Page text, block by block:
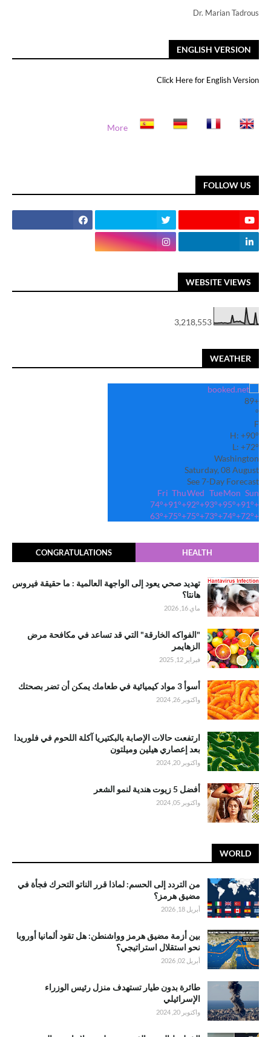
Dr. Marian Tadrous
ENGLISH VERSION
Click Here for English Version
More
FOLLOW US
WEBSITE VIEWS
3,218,553
WEATHER
+
89
°
F
H: +90°
L: +72°
Washington
Saturday, 08 August
See 7-Day Forecast
Sun
Mon
Tue
Wed
Thu
Fri
+
91°
+
95°
+
93°
+
92°
+
91°
+
74°
+
72°
+
74°
+
73°
+
75°
+
75°
+
63°
HEALTH
CONGRATULATIONS
تهديد صحي يعود إلى الواجهة العالمية : ما حقيقة فيروس
هانتا؟
ماي 16, 2026
"الفواكه الخارقة" التي قد تساعد في مكافحة مرض
الزهايمر
فبراير 12, 2025
أسوأ 3 مواد كيميائية في طعامك يمكن أن تضر بصحتك
واكتوبر 26, 2024
ارتفعت حالات الإصابة بالبكتيريا آكلة اللحوم في فلوريدا
بعد إعصاري هيلين وميلتون
واكتوبر 20, 2024
أفضل 5 زيوت هندية لنمو الشعر
واكتوبر 05, 2024
WORLD
من التردد إلى الحسم: لماذا قرر الناتو التحرك فجأة في
مضيق هرمز؟
أبريل 18, 2026
بين أزمة مضيق هرمز وواشنطن: هل تقود ألمانيا أوروبا
نحو استقلال استراتيجي؟
أبريل 02, 2026
طائرة بدون طيار تستهدف منزل رئيس الوزراء
الإسرائيلي
واكتوبر 20, 2024